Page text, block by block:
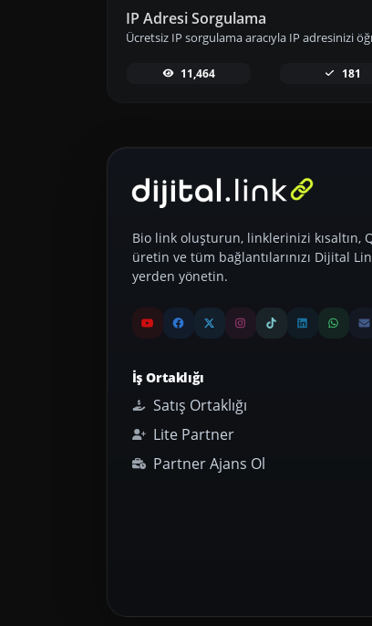
IP Adresi Sorgulama
11,464 181
Bio link oluşturun, linklerinizi kısaltın,
üretin ve tüm bağlantılarınızı Dijital
yerden yönetin.
İş Ortaklığı
Satış Ortaklığı
Lite Partner
Partner Ajans Ol